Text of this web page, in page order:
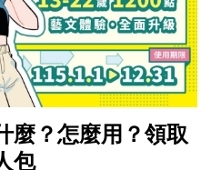
麼？怎麼用？領取
包